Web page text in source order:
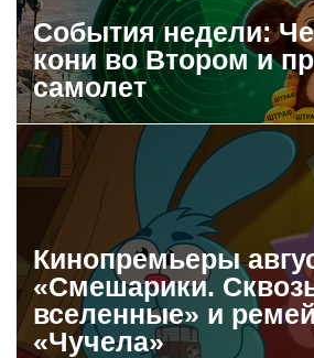
События недели:
кони во Втором и
самолет
Кинопремьеры
«Смешарики.
вселенные» и
«Чучела»